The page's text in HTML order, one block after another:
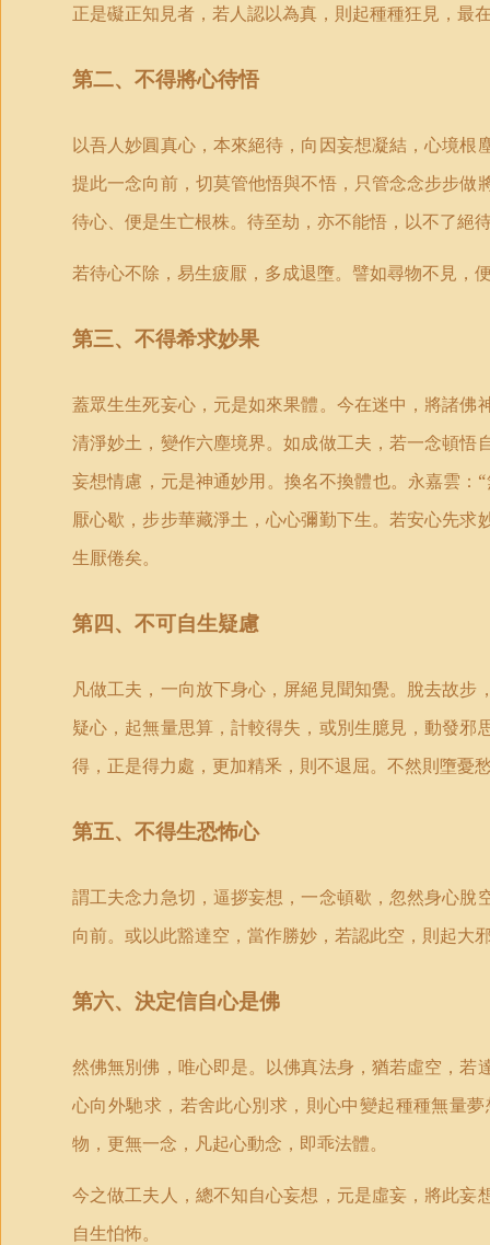
正是礙正知見者，若人認以為真，則起種種狂見，最
第二、不得將心待悟
以吾人妙圓真心，本來絕待，向因妄想凝結，心境
提此一念向前，切莫管他悟與不悟，只管念念步步
待心、便是生亡根株。待至劫，亦不能悟，以不了絕
若待心不除，易生疲厭，多成退墮。譬如尋物不見，
第三、不得希求妙果
蓋眾生生死妄心，元是如來果體。今在迷中，將諸
清淨妙土，變作六塵境界。如成做工夫，若一念頓
妄想情慮，元是神通妙用。換名不換體也。永嘉雲
厭心歇，步步華藏淨土，心心彌勤下生。若安心先
生厭倦矣。
第四、不可自生疑慮
凡做工夫，一向放下身心，屏絕見聞知覺。脫去故
疑心，起無量思算，計較得失，或別生臆見，動發
得，正是得力處，更加精釆，則不退屈。不然則墮憂
第五、不得生恐怖心
謂工夫念力急切，逼拶妄想，一念頓歇，忽然身心
向前。或以此豁達空，當作勝妙，若認此空，則起大
第六、決定信自心是佛
然佛無別佛，唯心即是。以佛真法身，猶若虛空，
心向外馳求，若舍此心別求，則心中變起種種無量
物，更無一念，凡起心動念，即乖法體。
今之做工夫人，總不知自心妄想，元是虛妄，將此
自生怕怖。